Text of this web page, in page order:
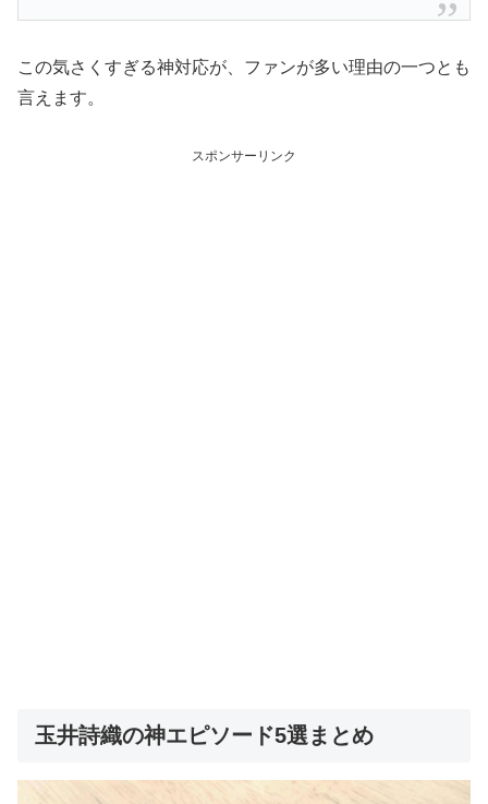
この気さくすぎる神対応が、ファンが多い理由の一つとも
言えます。
スポンサーリンク
玉井詩織の神エピソード5選まとめ